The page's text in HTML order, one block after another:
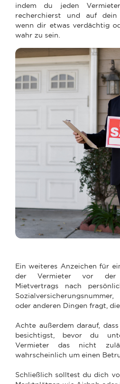
indem du jeden
recherchierst und auf dein
wenn dir etwas verdächtig
wahr zu sein.
Ein weiteres Anzeichen für
der Vermieter vor der
Mietvertrags nach
oder anderen Dingen fragt,
Achte außerdem darauf,
besichtigst, bevor du
Vermieter das nicht
wahrscheinlich um einen
Schließlich solltest du dich